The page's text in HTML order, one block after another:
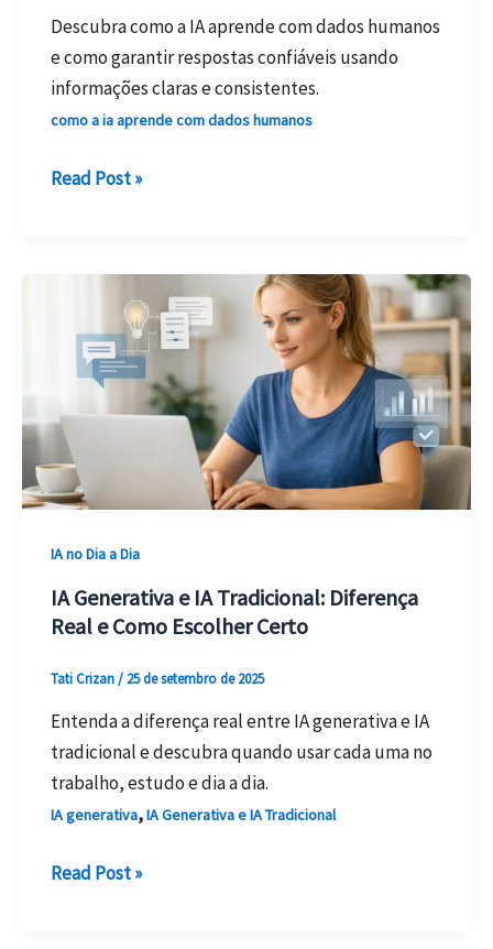
Descubra como a IA aprende com dados humanos
e como garantir respostas confiáveis usando
informações claras e consistentes.
como a ia aprende com dados humanos
Como
Aprende
Dados
Humanos?
Entenda
de
Forma
Simples
Read Post »
IA no Dia a Dia
IA Generativa e IA Tradicional: Diferença
Real e Como Escolher Certo
Tati Crizan/ 25 de setembro de 2025
Entenda a diferença real entre IA generativa e IA
tradicional e descubra quando usar cada uma no
trabalho, estudo e dia a dia.
IA generativa,IA Generativa e IA Tradicional
IA
Read Post »